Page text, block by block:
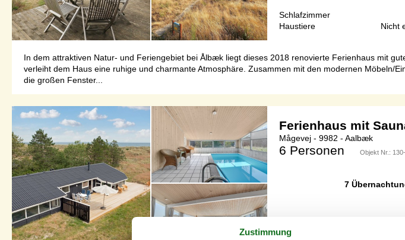
Schlafzimmer
Haustiere
Nicht
In dem attraktiven Natur- und Feriengebiet bei Ålbæk liegt dieses 2018 renovierte Ferienhaus mit
verleiht dem Haus eine ruhige und charmante Atmosphäre. Zusammen mit den modernen Möbeln/
die großen Fenster...
Ferienhaus mit
Mågevej - 9982 - Aalbæk
6 Personen Objekt Nr.:
7
Schlafzimmer
Zustimmung